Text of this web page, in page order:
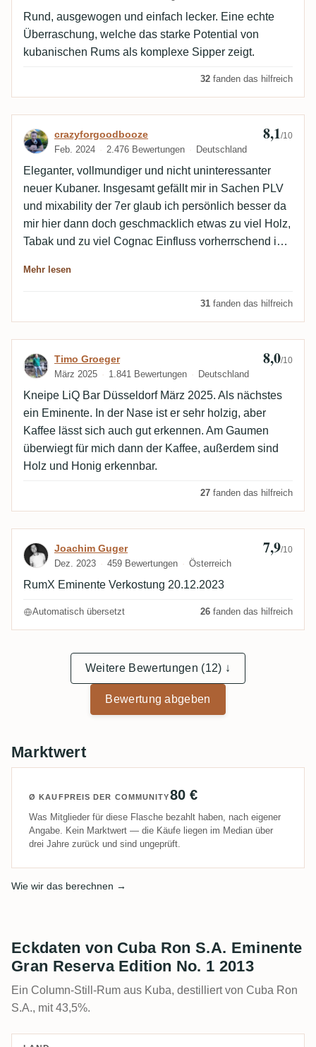
Rund, ausgewogen und einfach lecker. Eine echte
Überraschung, welche das starke Potential von
kubanischen Rums als komplexe Sipper zeigt.
32 fanden das hilfreich
Bewertung von crazyforgoodbooze
crazyforgoodbooze
Feb. 2024 2.476 Bewertungen Deutschland
8,1/10
Eleganter, vollmundiger und nicht uninteressanter
neuer Kubaner. Insgesamt gefällt mir in Sachen PLV
und mixability der 7er glaub ich persönlich besser da
mir hier dann doch geschmacklich etwas zu viel Holz,
Tabak und zu viel Cognac Einfluss vorherrschend ist.
definitiv raus riechen und auch dezent schmecken
Mehr lesen
31 fanden das hilfreich
Bewertung von Timo Groeger
Timo Groeger
März 2025 1.841 Bewertungen Deutschland
8,0/10
Kneipe LiQ Bar Düsseldorf März 2025. Als nächstes
ein Eminente. In der Nase ist er sehr holzig, aber
Kaffee lässt sich auch gut erkennen. Am Gaumen
überwiegt für mich dann der Kaffee, außerdem sind
Holz und Honig erkennbar.
27 fanden das hilfreich
Bewertung von Joachim Guger
Joachim Guger
Dez. 2023 459 Bewertungen Österreich
7,9/10
RumX Eminente Verkostung 20.12.2023
Automatisch übersetzt 26 fanden das hilfreich
Weitere Bewertungen (12) ↓
Bewertung abgeben
Marktwert
Ø KAUFPREIS DER COMMUNITY80 €
Was Mitglieder für diese Flasche bezahlt haben, nach eigener
Angabe. Kein Marktwert — die Käufe liegen im Median über
drei Jahre zurück und sind ungeprüft.
Wie wir das berechnen →
Eckdaten von Cuba Ron S.A. Eminente
Gran Reserva Edition No. 1 2013
Ein Column-Still-Rum aus Kuba, destilliert von Cuba Ron
S.A., mit 43,5%.